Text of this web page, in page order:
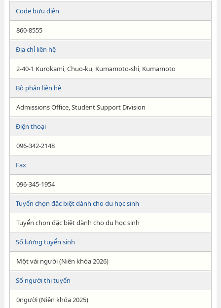
Code bưu điện
860-8555
Địa chỉ liên hệ
2-40-1 Kurokami, Chuo-ku, Kumamoto-shi, Kumamoto
Bộ phận liên hệ
Admissions Office, Student Support Division
Điện thoại
096-342-2148
Fax
096-345-1954
Tuyển chọn đặc biệt dành cho du học sinh
Tuyển chọn đặc biệt dành cho du học sinh
Số lượng tuyển sinh
Một vài người (Niên khóa 2026)
Số người thi tuyển
0người (Niên khóa 2025)